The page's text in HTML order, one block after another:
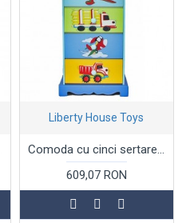
Liberty House Toys
Comoda cu cinci sertare Mobilier Tematic Transportation din lemn MDF Liberty House
609,07 RON